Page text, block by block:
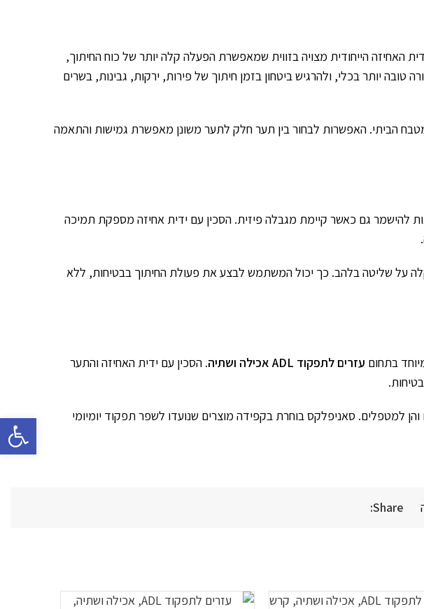
האחיזה הייחודית מצויה בזווית שמאפשרת הפעלה קלה יותר של כוח החיתוך,
יותר בכלי, ולהרגיש ביטחון בזמן חיתוך של פירות, ירקות, גבינות, בשרים
הביתי. האפשרות לבחור בין תער חלק לתער משונן מאפשרת גמישות והתאמה
להישמר גם כאשר קיימת מגבלה פיזית. הסכין עם ידית אחיזה מספקת תמיכה
על שליטה בלהב. כך יכול המשתמש לבצע את פעולת החיתוך בבטיחות, ללא
בתחום עזרים לתפקוד ADL אכילה ושתיה
. הסכין עם ידית האחיזה והתער
למטפלים. סאניפלקס בוחרת בקפידה מוצרים שנועדו לשפר תפקוד יומיומי
Share:
פתח